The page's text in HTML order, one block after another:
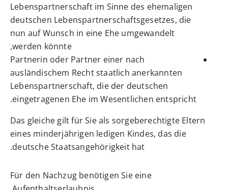
Lebenspartnerschaftim Sinne des ehemaligen
deutschen Lebenspartnerschaftsgesetzes, die
nun auf Wunsch in eine Ehe umgewandelt
werden könnte,
Partnerin oder Partner einer nach
ausländischem Recht staatlich anerkannten
Lebenspartnerschaft, die der deutschen
eingetragenen Ehe im Wesentlichen entspricht.
Das gleiche gilt für Sie als sorgeberechtigte Eltern
eines minderjährigen ledigen Kindes, das die
deutsche Staatsangehörigkeit hat.
Für den Nachzug benötigen Sie eine